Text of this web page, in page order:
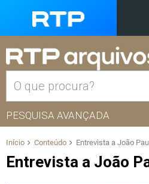
PESQUISA AVANÇADA
Início Conteúdo Entrevista a João
Entrevista a João